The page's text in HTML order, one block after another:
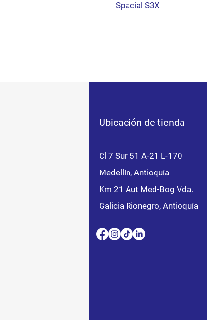
Spacial S3X
Ubicación de tienda
Cl 7 Sur 51 A-21 L-170
Medellín, Antioquía
Km 21 Aut Med-Bog Vda.
Galicia Rionegro, Antioquía